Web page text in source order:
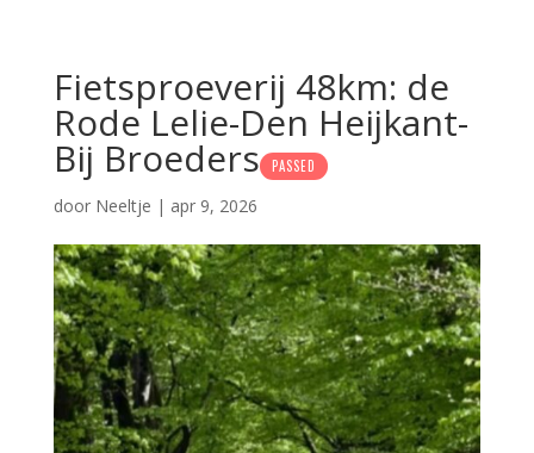
Fietsproeverij 48km: de
Rode Lelie-Den Heijkant-
Bij Broeders PASSED
door Neeltje | apr 9, 2026